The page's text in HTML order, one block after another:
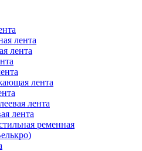
лента
лента
лента
лента
лента
ременная